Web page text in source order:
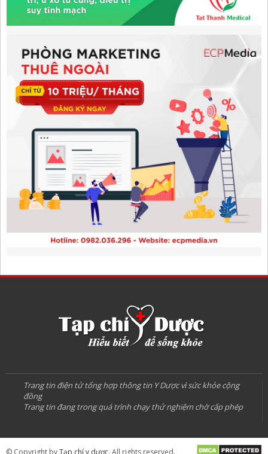
Trang tin điện tử tổng hợp thông tin Y Dược vì sức khỏe cộng
đồng
Trang tin đang trong quá trình chạy thử nghiệm chờ cấp phép